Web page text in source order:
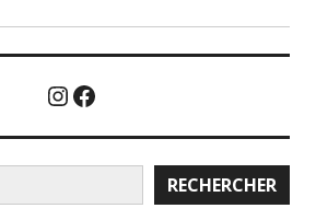
Instagram
Facebook
RECHERCHER